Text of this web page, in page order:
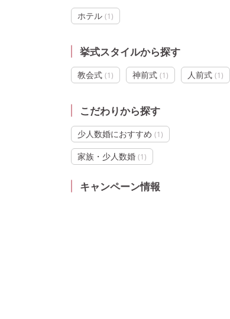
ホテル (1)
挙式スタイルから探す
教会式 (1) 神前式 (1) 人前式 (1)
こだわりから探す
少人数婚におすすめ (1)
家族・少人数婚 (1)
キャンペーン情報